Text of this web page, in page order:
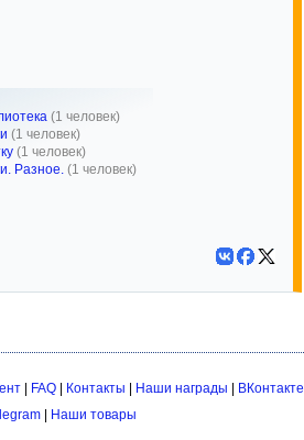
(1 человек)
(1 человек)
(1 человек)
Разное. (1 человек)
| FAQ| Контакты Наши награды
ВКонтакте
Наши товары